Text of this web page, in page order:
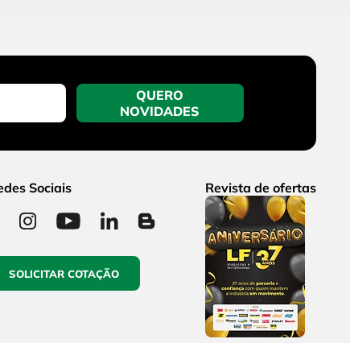
QUERO
NOVIDADES
Sociais
SOLICITAR COTAÇÃO
Revista de ofertas